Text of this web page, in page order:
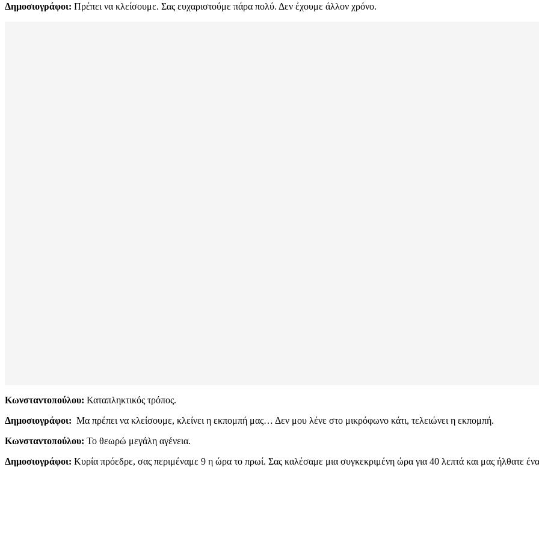
Δημοσιογράφοι: Πρέπει να κλείσουμε. Σας ευχαριστούμε πάρα πολύ. Δεν έχουμε άλλον χρόνο.
Κωνσταντοπούλου: Καταπληκτικός τρόπος.
Δημοσιογράφοι: Μα πρέπει να κλείσουμε, κλείνει η εκπομπή μας… Δεν μου λένε στο μικρόφωνο κάτι, τελειώνει η εκπομπή.
Κωνσταντοπούλου: Το θεωρώ μεγάλη αγένεια.
Δημοσιογράφοι: Κυρία πρόεδρε, σας περιμέναμε 9 η ώρα το πρωί. Σας καλέσαμε μια συγκεκριμένη ώρα για 40 λεπτά και μας ήλθατε ένα